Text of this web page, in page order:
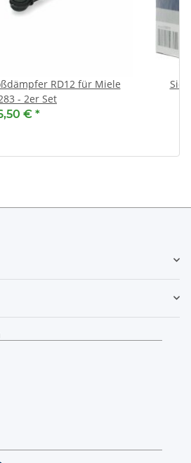
RD12 für Miele
- 2er Set
€ *